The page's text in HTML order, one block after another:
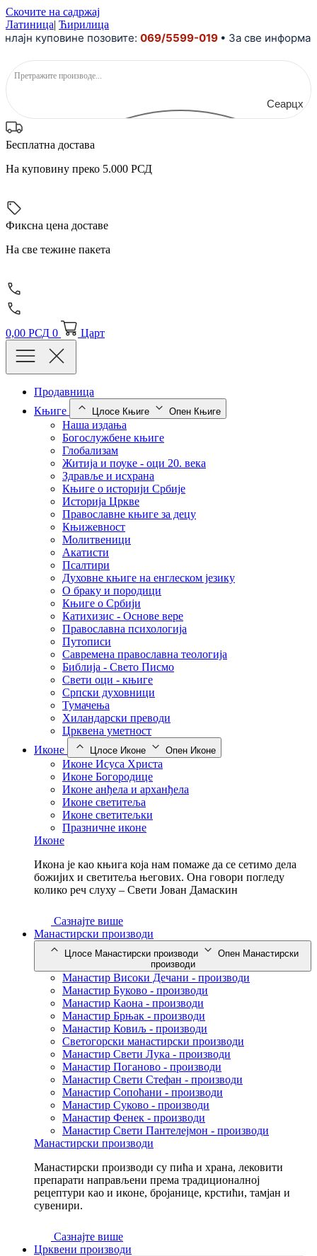
Скочите на садржај
Латиница| Ћирилица
куповине позовите:069/5599-019• За све
Сеарцх
Бесплатна достава
На куповину преко 5.000 РСД
Фиксна цена доставе
На све тежине пакета
0,00 РСД 0 Царт
Продавница
Књиге
Цлосе Књиге Опен Књиге
Наша издања
Богослужбене књиге
Глобализам
Житија и поуке - оци 20. века
Здравље и исхрана
Књиге о историји Србије
Историја Цркве
Православне књиге за децу
Књижевност
Молитвеници
Акатисти
Псалтири
Духовне књиге на енглеском језику
О браку и породици
Књиге о Србији
Катихизис - Основе вере
Православна психологија
Путописи
Савремена православна теологија
Библија - Свето Писмо
Свети оци - књиге
Српски духовници
Тумачења
Хиландарски преводи
Црквена уметност
Иконе
Цлосе Иконе Опен Иконе
Иконе Исуса Христа
Иконе Богородице
Иконе анђела и арханђела
Иконе светитеља
Иконе светитељки
Празничне иконе
Иконе
Икона је као књига која нам помаже да се сетимо дела
божијих и светитеља његових. Она говори погледу
колико реч слуху – Свети Јован Дамаскин
Сазнајте више
Манастирски производи
Цлосе Манастирски производи
Опен Манастирски
производи
Манастир Високи Дечани - производи
Манастир Буково - производи
Манастир Каона - производи
Манастир Брњак - производи
Манастир Ковиљ - производи
Светогорски манастирски производи
Манастир Свети Лука - производи
Манастир Поганово - производи
Манастир Свети Стефан - производи
Манастир Сопоћани - производи
Манастир Суково - производи
Манастир Фенек - производи
Манастир Свети Пантелејмон - производи
Манастирски производи
Манастирски производи су пића и храна, лековити
препарати направљени према традиционалној
рецептури као и иконе, бројанице, крстићи, тамјан и
сувенири.
Сазнајте више
Црквени производи